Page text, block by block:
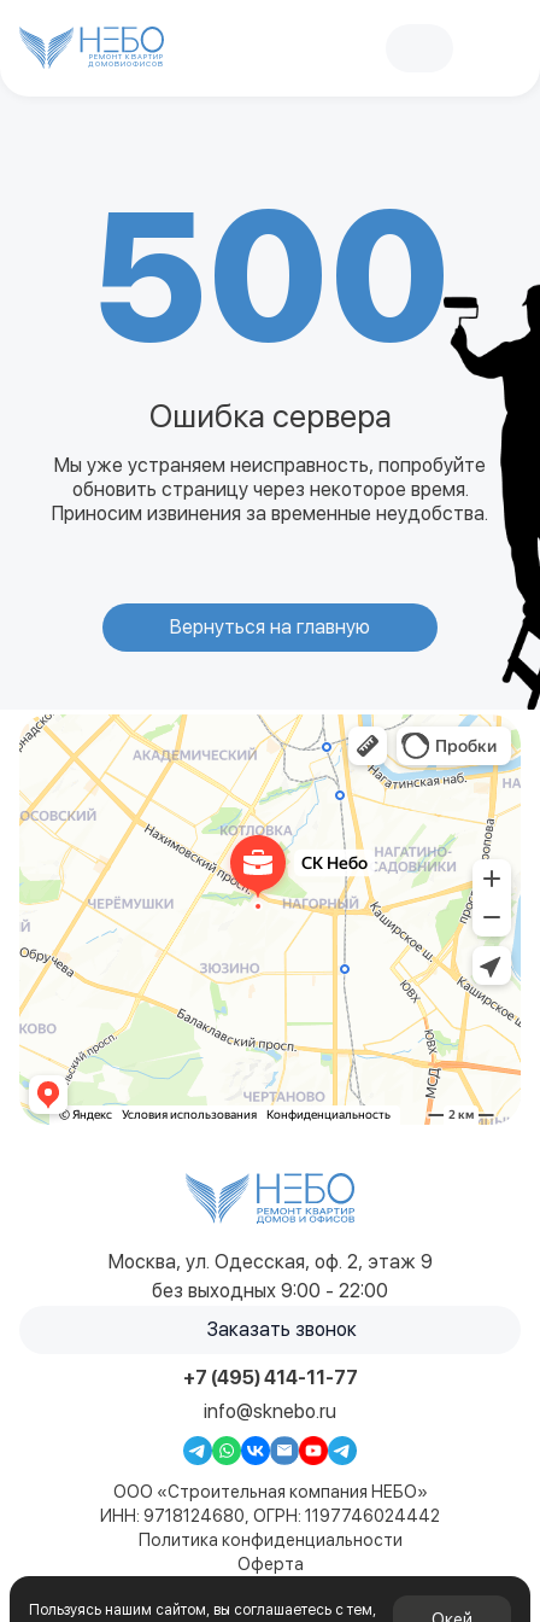
РЕМОНТ КВАРТИР
ДОМОВИОФИСОВ
500
Ошибка сервера
Мы уже устраняем неисправность, попробуйте
обновить страницу через некоторое время.
Приносим извинения за временные неудобства.
Вернуться на главную
Москва, ул. Одесская, оф. 2, этаж 9
без выходных 9:00 - 22:00
Заказать звонок
+7 (495) 414-11-77
info@sknebo.ru
ООО «Строительная компания НЕБО»
ИНН: 9718124680, ОГРН: 1197746024442
Политика конфиденциальности
Оферта
© 2019-2026. Все права защищены. Сайт не является
Пользуясь нашим сайтом, вы соглашаетесь с тем,